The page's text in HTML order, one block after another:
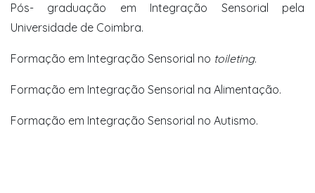
Pós- graduação em Integração Sensorial pela
Universidade de Coimbra.
Formação em Integração Sensorial no toileting.
Formação em Integração Sensorial na Alimentação.
Formação em Integração Sensorial no Autismo.